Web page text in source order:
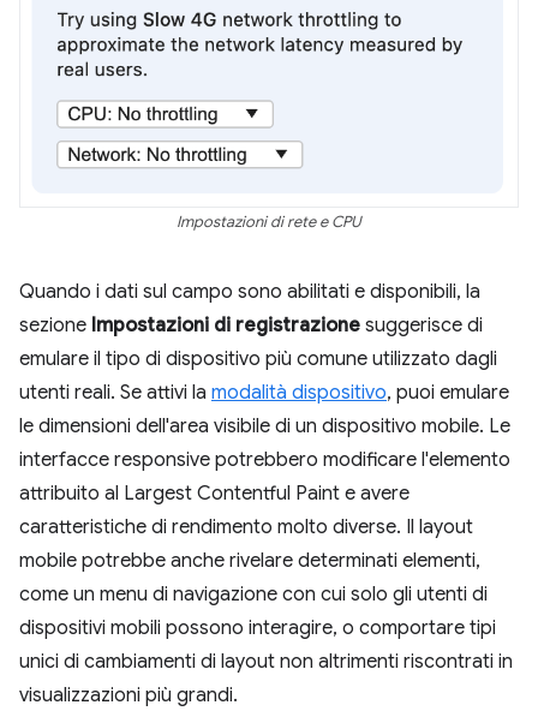
Impostazioni di rete e CPU
Quando i dati sul campo sono abilitati e disponibili, la
sezione Impostazioni di registrazione suggerisce di
emulare il tipo di dispositivo più comune utilizzato dagli
utenti reali. Se attivi la modalità dispositivo, puoi emulare
le dimensioni dell'area visibile di un dispositivo mobile. Le
interfacce responsive potrebbero modificare l'elemento
attribuito al Largest Contentful Paint e avere
caratteristiche di rendimento molto diverse. Il layout
mobile potrebbe anche rivelare determinati elementi,
come un menu di navigazione con cui solo gli utenti di
dispositivi mobili possono interagire, o comportare tipi
unici di cambiamenti di layout non altrimenti riscontrati in
visualizzazioni più grandi.